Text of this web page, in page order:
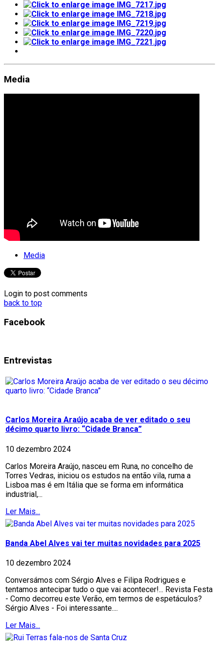
Media
Media
Login to post comments
back to top
Facebook
Entrevistas
Carlos Moreira Araújo acaba de ver editado o seu
décimo quarto livro: “Cidade Branca”
10 dezembro 2024
Carlos Moreira Araújo, nasceu em Runa, no concelho de
Torres Vedras, iniciou os estudos na então vila, ruma a
Lisboa mas é em Itália que se forma em informática
industrial,...
Ler Mais...
Banda Abel Alves vai ter muitas novidades para 2025
10 dezembro 2024
Conversámos com Sérgio Alves e Filipa Rodrigues e
tentamos antecipar tudo o que vai acontecer!... Revista Festa
- Como decorreu este Verão, em termos de espetáculos?
Sérgio Alves - Foi interessante....
Ler Mais...